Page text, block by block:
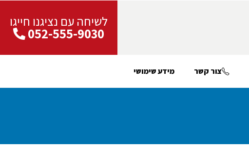
לשיחה עם נציגנו חייגו
052-555-9030
צור קשר מידע שימושי